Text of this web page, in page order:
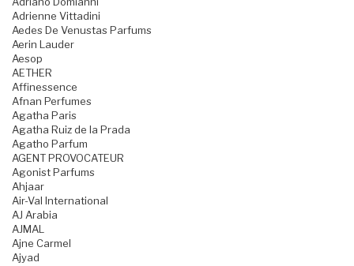
Adrienne Vittadini
Aedes De Venustas Parfums
Aerin Lauder
Aesop
AETHER
Affinessence
Afnan Perfumes
Agatha Paris
Agatha Ruiz de la Prada
Agatho Parfum
AGENT PROVOCATEUR
Agonist Parfums
Ahjaar
Air-Val International
AJ Arabia
AJMAL
Ajne Carmel
Ajyad